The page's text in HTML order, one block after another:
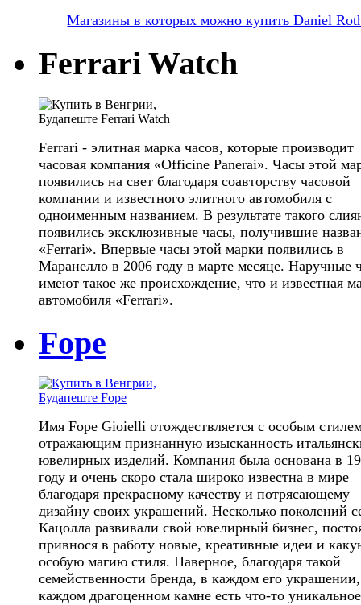
Магазины в которых можно купить Daniel
Ferrari Watch
Ferrari - элитная марка часов, которые производит
часовая компания «Officine Panerai». Часы этой
появились на свет благодаря соавторству часовой
компании и известного элитного автомобиля с
одноименным названием. В результате такого
появились эксклюзивные часы, получившие
«Ferrari». Впервые часы этой марки появились в
Маранелло в 2006 году в марте месяце. Наручные
имеют такое же происхождение, что и известная
автомобиля «Ferrari».
Fope
Имя Fope Gioielli отождествляется с особым
отражающим признанную изысканность
ювелирных изделий. Компания была основана в
году и очень скоро стала широко известна в мире
благодаря прекрасному качеству и потрясающему
дизайну своих украшений. Несколько поколений
Кацолла развивали свой ювелирный бизнес,
привнося в работу новые, креативные идеи и
особую магию стиля. Наверное, благодаря такой
семейственности бренда, в каждом его
каждом драгоценном камне есть что-то